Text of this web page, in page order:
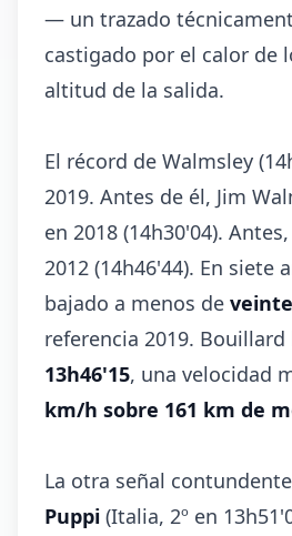
— un trazado
castigado por el calor de
altitud de la salida.
El récord de Walmsley
2019. Antes de él, Jim
en 2018 (14h30'04).
2012 (14h46'44). En siete
bajado a menos de
referencia 2019.
13h46'15, una velocidad
km/h sobre 161 km de
La otra señal
Puppi (Italia, 2º en